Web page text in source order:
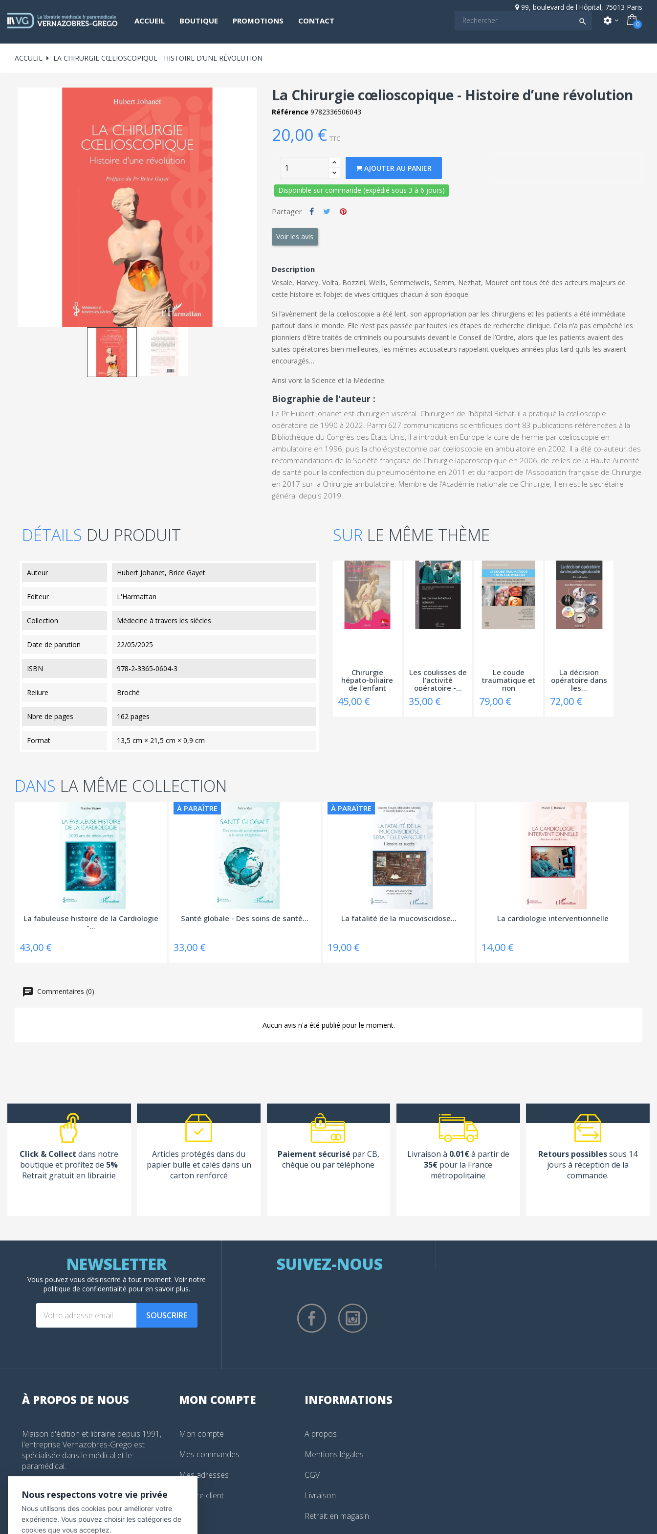
99, boulevard de l'Hôpital, 75013 Paris
ACCUEIL BOUTIQUE PROMOTIONS CONTACT  settings 0
ACCUEIL LA CHIRURGIE CŒLIOSCOPIQUE - HISTOIRE D’UNE RÉVOLUTION
La Chirurgie cœlioscopique - Histoire d’une révolution
Référence 9782336506043
20,00 € TTC
AJOUTER AU PANIER
Disponible sur commande (expédié sous 3 à 6 jours)
Partager
Voir les avis
Description
Vesale, Harvey, Volta, Bozzini, Wells, Semmelweis, Semm, Nezhat, Mouret ont tous été des acteurs majeurs de
cette histoire et l’objet de vives critiques chacun à son époque.
Si l’avènement de la cœlioscopie a été lent, son appropriation par les chirurgiens et les patients a été immédiate
partout dans le monde. Elle n’est pas passée par toutes les étapes de recherche clinique. Cela n’a pas empêché les
pionniers d’être traités de criminels ou poursuivis devant le Conseil de l’Ordre, alors que les patients avaient des
suites opératoires bien meilleures, les mêmes accusateurs rappelant quelques années plus tard qu’ils les avaient
encouragés…
Ainsi vont la Science et la Médecine.
Biographie de l'auteur :
Le Pr Hubert Johanet est chirurgien viscéral. Chirurgien de l’hôpital Bichat, il a pratiqué la cœlioscopie
opératoire de 1990 à 2022. Parmi 627 communications scientifiques dont 83 publications référencées à la
Bibliothèque du Congrès des États-Unis, il a introduit en Europe la cure de hernie par cœlioscopie en
ambulatoire en 1996, puis la cholécystectomie par cœlioscopie en ambulatoire en 2002. Il a été co-auteur des
recommandations de la Société française de Chirurgie laparoscopique en 2006, de celles de la Haute Autorité
de santé pour la confection du pneumopéritoine en 2011 et du rapport de l’Association française de Chirurgie
en 2017 sur la Chirurgie ambulatoire. Membre de l’Académie nationale de Chirurgie, il en est le secrétaire
général depuis 2019.
DÉTAILS DU PRODUIT
auteur Hubert Johanet, Brice Gayet
editeur L'Harmattan
collection Médecine à travers les siècles
date de parution 22/05/2025
ISBN 978-2-3365-0604-3
reliure Broché
nbre de pages 162 pages
format 13,5 cm × 21,5 cm × 0,9 cm
SUR LE MÊME THÈME
Chirurgie
hépato-biliaire
de l'enfant
45,00 €
Les coulisses de
l'activité
opératoire -...
35,00 €
Le coude
traumatique et
non
79,00 €
La décision
opératoire dans
les...
72,00 €
DANS LA MÊME COLLECTION
La fabuleuse histoire de la Cardiologie
-...
43,00 €
À PARAÎTRE
Santé globale - Des soins de santé...
33,00 €
À PARAÎTRE
La fatalité de la mucoviscidose...
19,00 €
La cardiologie interventionnelle
14,00 €
Commentaires (0)
Aucun avis n'a été publié pour le moment.
Click & Collect dans notre
boutique et profitez de 5%
Retrait gratuit en librairie
Articles protégés dans du
papier bulle et calés dans un
carton renforcé
Paiement sécurisé par CB,
chèque ou par téléphone
Livraison à 0.01€à partir de
35€ pour la France
métropolitaine
Retours possiblessous 14
jours à réception de la
commande.
Vous pouvez vous désinscrire à tout moment. Voirnotre
politique de confidentialité pour en savoir plus.
SOUSCRIRE
SUIVEZ-NOUS
À PROPOS DE NOUS
Maison d'édition et librairie depuis 1991,
l'entreprise Vernazobres-Grego est
spécialisée dans le médical et le
paramédical.
librairie@vg-editions.com
MON COMPTE
Mon compte
Mes commandes
Mes adresses
Service client
INFORMATIONS
A propos
Mentions légales
CGV
Livraison
Retrait en magasin
Nous respectons votre vie privée
Nous utilisons des cookies pour améliorer votre
expérience. Vous pouvez choisir les catégories de
cookies que vous acceptez.